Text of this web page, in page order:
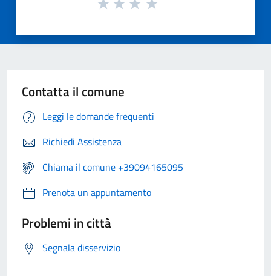
Contatta il comune
Leggi le domande frequenti
Richiedi Assistenza
Chiama il comune +39094165095
Prenota un appuntamento
Problemi in città
Segnala disservizio